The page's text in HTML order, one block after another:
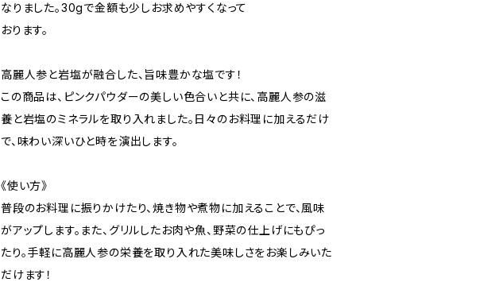
なりました。30gで金額も少しお求めやすくなって
おります。
高麗人参と岩塩が融合した、旨味豊かな塩です！
この商品は、ピンクパウダーの美しい色合いと共に、高麗人参の滋
養と岩塩のミネラルを取り入れました。日々のお料理に加えるだけ
で、味わい深いひと時を演出します。
《使い方》
普段のお料理に振りかけたり、焼き物や煮物に加えることで、風味
がアップします。また、グリルしたお肉や魚、野菜の仕上げにもぴっ
たり。手軽に高麗人参の栄養を取り入れた美味しさをお楽しみいた
だけます！